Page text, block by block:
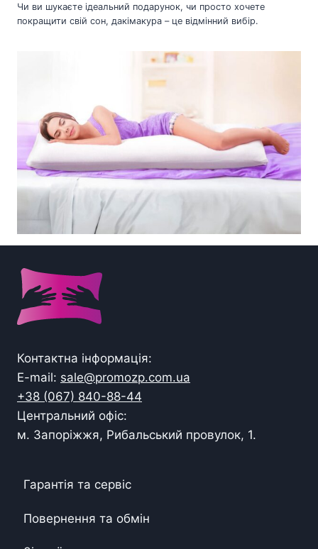
Чи ви шукаєте ідеальний подарунок, чи просто хочете
покращити свій сон, дакімакура – це відмінний вибір.
Контактна інформація:
E-mail: sale@promozp.com.ua
+38 (067) 840-88-44
Центральний офіс:
м. Запоріжжя, Рибальський провулок, 1.
Гарантія та сервіс
Повернення та обмін